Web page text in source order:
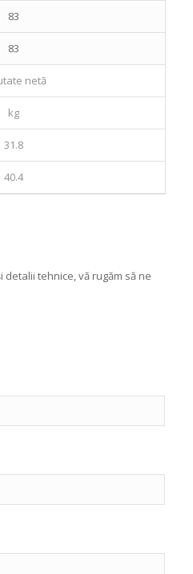
83
83
netă
kg
31.8
40.4
tehnice, vă rugăm să ne